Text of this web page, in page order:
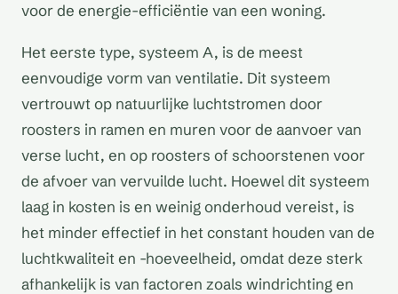
voor de energie-efficiëntie van een woning.
Het eerste type, systeem A, is de meest
eenvoudige vorm van ventilatie. Dit systeem
vertrouwt op natuurlijke luchtstromen door
roosters in ramen en muren voor de aanvoer van
verse lucht, en op roosters of schoorstenen voor
de afvoer van vervuilde lucht. Hoewel dit systeem
laag in kosten is en weinig onderhoud vereist, is
het minder effectief in het constant houden van de
luchtkwaliteit en -hoeveelheid, omdat deze sterk
afhankelijk is van factoren zoals windrichting en